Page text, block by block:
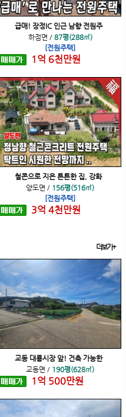
급매! 장정IC 인근 남향 전원주
하점면 / 87평(288㎡)
[전원주택]
1 억 6천만원
철콘으로 지은 튼튼한 집, 강화
양도면 / 156평(516㎡)
[전원주택]
3억 4천만원
더보기+
교동 대룡시장 앞! 건축 가능한
교동면 / 190평(628㎡)
1 억 500만원